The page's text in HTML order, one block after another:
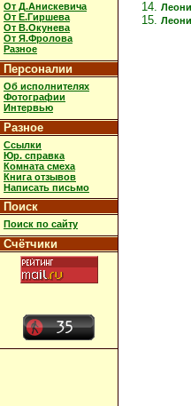
От Д.Анискевича
От Е.Гиршева
От В.Окунева
От Я.Фролова
Разное
Персоналии
Об исполнителях
Фотографии
Интервью
Разное
Ссылки
Юр. справка
Комната смеха
Книга отзывов
Написать письмо
Поиск
Поиск по сайту
Счётчики